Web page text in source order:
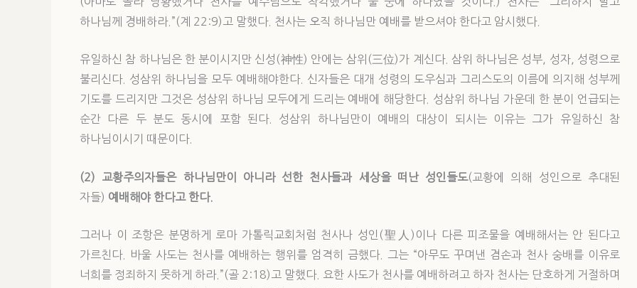
하나님께 경배하라.”(계 22:9)고 말했다. 천사는 오직 하나님만 예배를 받으셔야 한다고 암시했다.
유일하신 참 하나님은 한 분이시지만 신성(神性) 안에는 삼위(三位)가 계신다. 삼위 하나님은 성부, 성자, 성령으로
불리신다. 성삼위 하나님을 모두 예배해야한다. 신자들은 대개 성령의 도우심과 그리스도의 이름에 의지해 성부께
기도를 드리지만 그것은 성삼위 하나님 모두에게 드리는 예배에 해당한다. 성삼위 하나님 가운데 한 분이 언급되는
순간 다른 두 분도 동시에 포함 된다. 성삼위 하나님만이 예배의 대상이 되시는 이유는 그가 유일하신 참
하나님이시기 때문이다.
(2) 교황주의자들은 하나님만이 아니라 선한 천사들과 세상을 떠난 성인들도(교황에 의해 성인으로 추대된
자들) 예배해야 한다고 한다.
그러나 이 조항은 분명하게 로마 가톨릭교회처럼 천사나 성인(聖人)이나 다른 피조물을 예배해서는 안 된다고
가르친다. 바울 사도는 천사를 예배하는 행위를 엄격히 금했다. 그는 “아무도 꾸며낸 겸손과 천사 숭배를 이유로
너희를 정죄하지 못하게 하라.”(골 2:18)고 말했다. 요한 사도가 천사를 예배하려고 하자 천사는 단호하게 거절하며